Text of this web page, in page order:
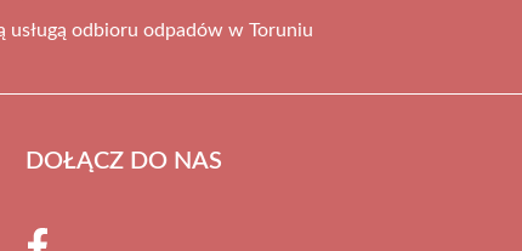
usługą odbioru odpadów w Toruniu
DOŁĄCZ DO NAS